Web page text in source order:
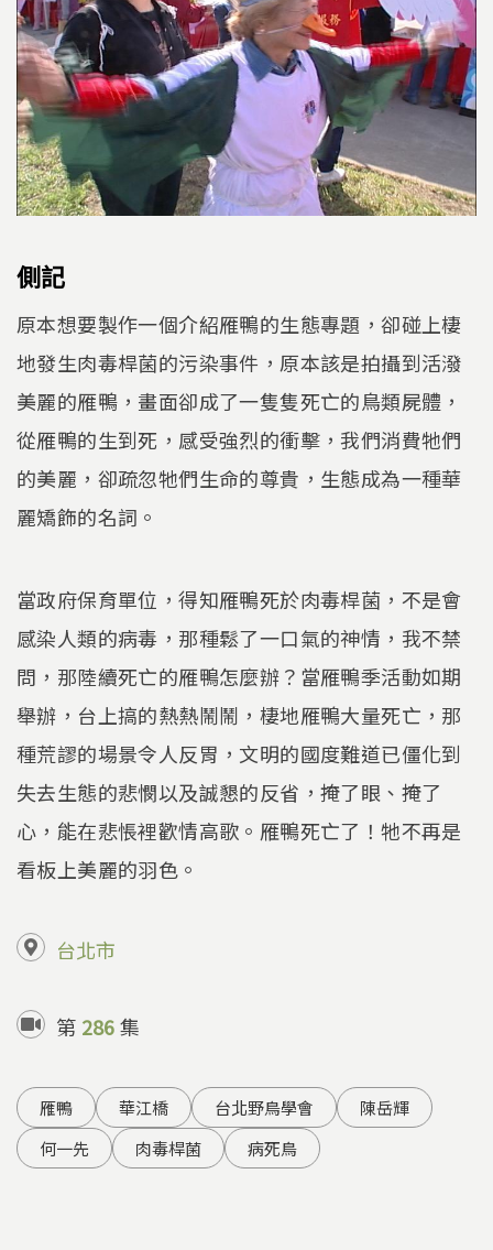
側記
原本想要製作一個介紹雁鴨的生態專題，卻碰上棲
地發生肉毒桿菌的污染事件，原本該是拍攝到活潑
美麗的雁鴨，畫面卻成了一隻隻死亡的鳥類屍體，
從雁鴨的生到死，感受強烈的衝擊，我們消費牠們
的美麗，卻疏忽牠們生命的尊貴，生態成為一種華
麗矯飾的名詞。
當政府保育單位，得知雁鴨死於肉毒桿菌，不是會
感染人類的病毒，那種鬆了一口氣的神情，我不禁
問，那陸續死亡的雁鴨怎麼辦？當雁鴨季活動如期
舉辦，台上搞的熱熱鬧鬧，棲地雁鴨大量死亡，那
種荒謬的場景令人反胃，文明的國度難道已僵化到
失去生態的悲憫以及誠懇的反省，掩了眼、掩了
心，能在悲悵裡歡情高歌。雁鴨死亡了！牠不再是
看板上美麗的羽色。
台北市
第 286集
雁鴨 華江橋 台北野鳥學會
陳岳輝
何一先
肉毒桿菌 病死鳥